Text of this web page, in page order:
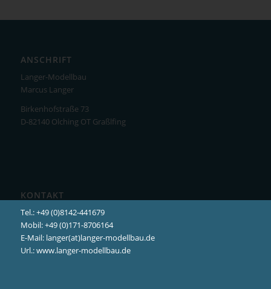
ANSCHRIFT
Langer-Modellbau
Marcus Langer
Birkenhofstraße 73
D-82140 Olching OT Graßlfing
KONTAKT
Tel.: +49 (0)8142-441679
Mobil: +49 (0)171-8706164
E-Mail: langer(at)langer-modellbau.de
Url.: www.langer-modellbau.de